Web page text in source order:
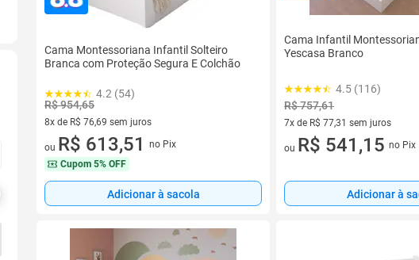
Cama Montessoriana Infantil Solteiro
Branca com Proteção Segura E Colchão
4.2 (54)
R$ 954,65
8x de R$ 76,69 sem juros
8 vez de R$ 76,69 sem juros
ou R$ 613,51
no Pix
Cupom 5% OFF
Adicionar à sacola
Cama Infantil
Yescasa Branco
4.5 (116)
R$ 757,61
7x de R$ 77,31 sem juros
7 vez de R$ 77,31 sem juros
ou R$ 541,15 no Pix
Adicionar à